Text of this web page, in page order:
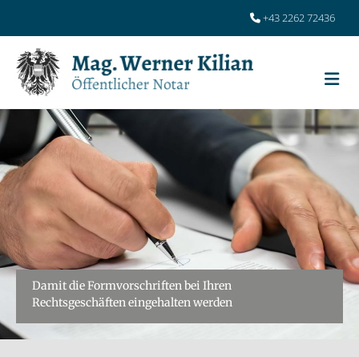
 +43 2262 72436
Damit die Formvorschriften bei Ihren
Rechtsgeschäften eingehalten werden